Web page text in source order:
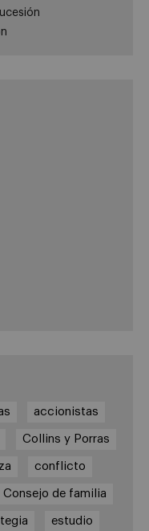
accionistas
Collins y Porras
conflicto
Consejo de familia
estudio